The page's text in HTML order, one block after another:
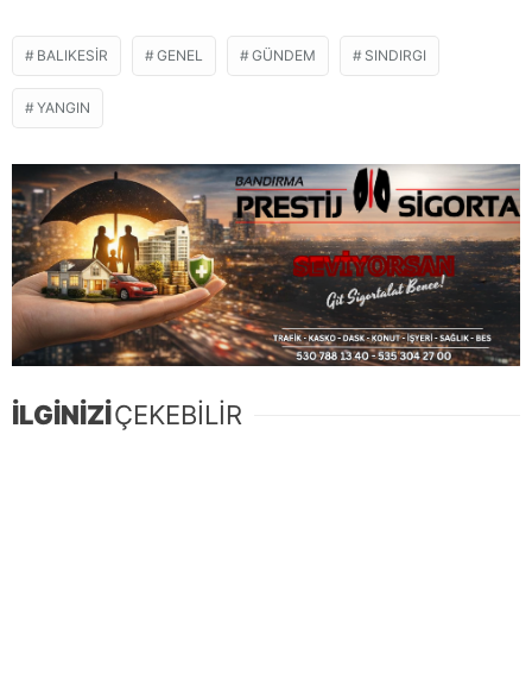
BALIKESIR GENEL GÜNDEM SINDIRGI
YANGIN
İLGİNİZİÇEKEBİLİR